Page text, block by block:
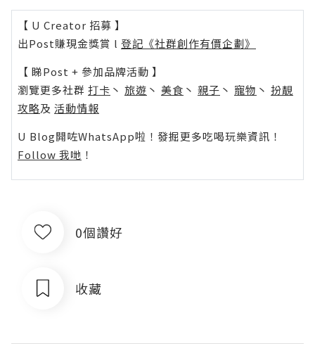
【 U Creator 招募 】
出Post賺現金獎賞 l 登記《社群創作有價企劃》
【 睇Post + 參加品牌活動 】
瀏覽更多社群 打卡 丶 旅遊 丶 美食 丶 親子 丶 寵物 丶 扮靚
攻略及 活動情報
U Blog開咗WhatsApp啦！發掘更多吃喝玩樂資訊！
Follow 我哋 ！
0個讚好
收藏